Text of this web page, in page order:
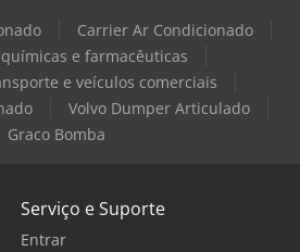
Carrier Ar Condicionado
e farmacêuticas
e veículos comerciais
Volvo Dumper Articulado
Graco Bomba
Serviço e Suporte
Entrar